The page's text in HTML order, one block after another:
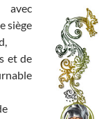
avec
siège
et de